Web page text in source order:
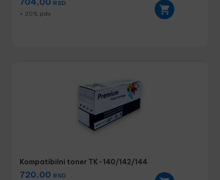
RSD
+ 20% pdv
Kompatibilni toner TK-140/142/144
720,00 RSD